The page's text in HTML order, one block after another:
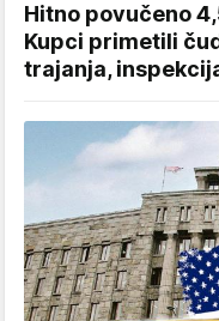
Hitno povučeno
Kupci primetili
trajanja,